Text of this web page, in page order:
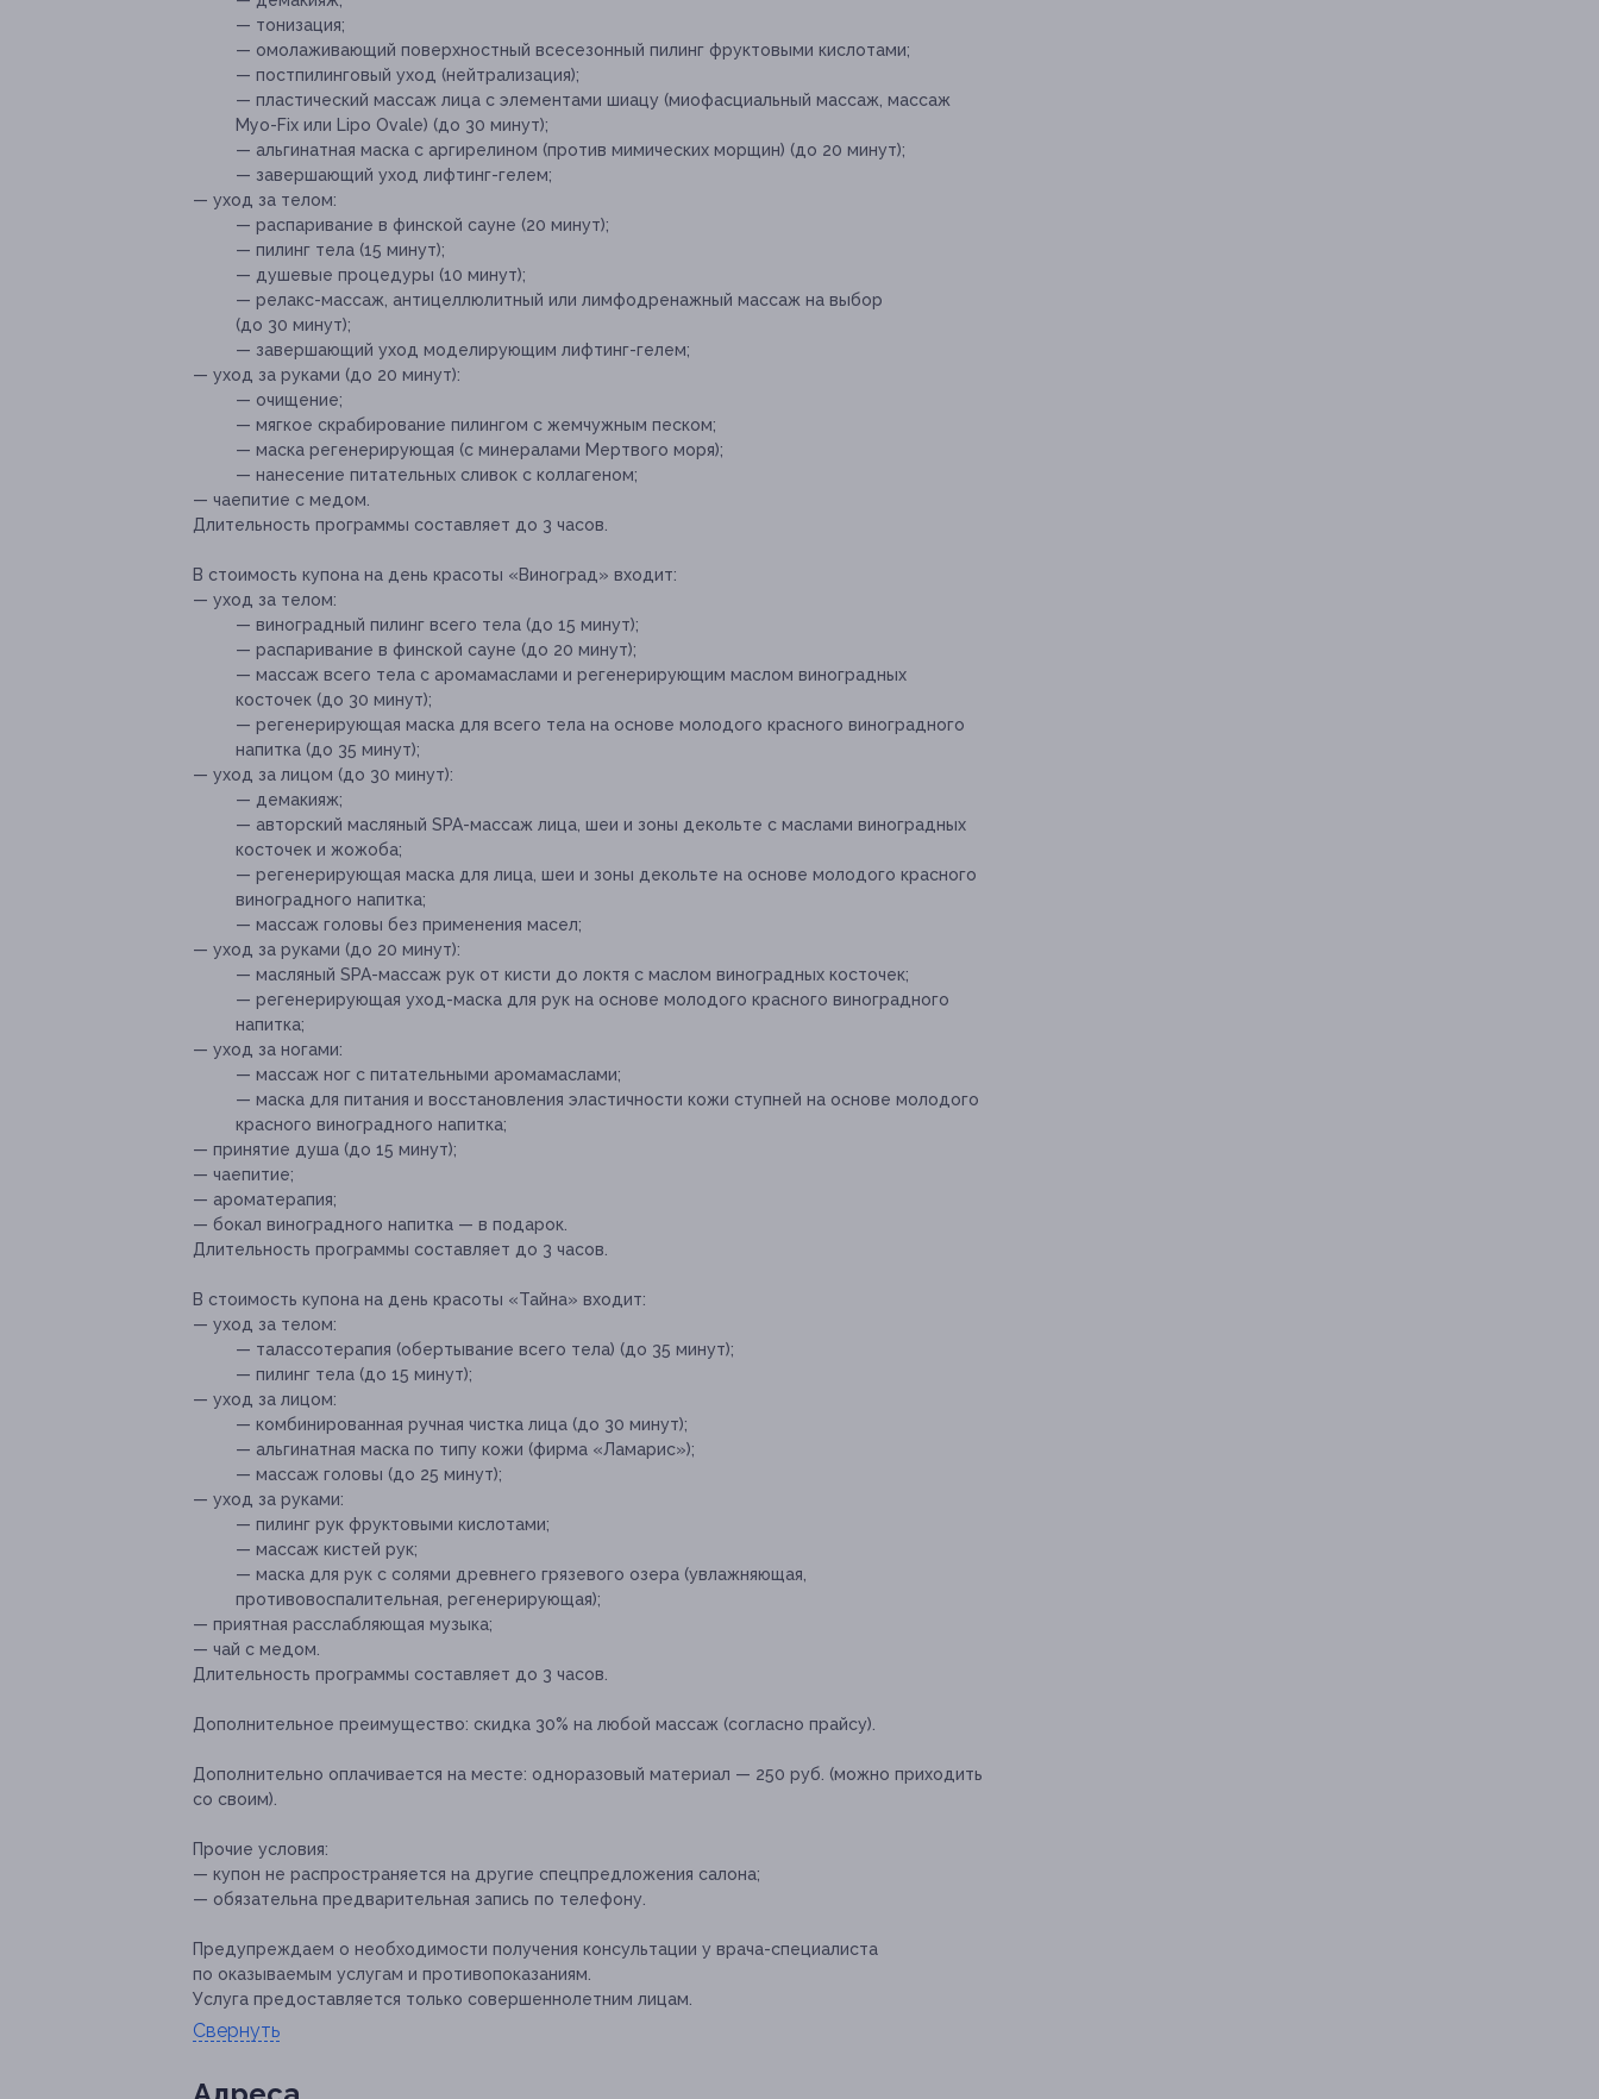
— тонизация;
— омолаживающий поверхностный всесезонный пилинг фруктовыми кислотами;
— постпилинговый уход (нейтрализация);
— пластический массаж лица с элементами шиацу (миофасциальный массаж, массаж
Myo-Fix или Lipo Ovale) (до 30 минут);
— альгинатная маска с аргирелином (против мимических морщин) (до 20 минут);
— завершающий уход лифтинг-гелем;
— уход за телом:
— распаривание в финской сауне (20 минут);
— пилинг тела (15 минут);
— душевые процедуры (10 минут);
— релакс-массаж, антицеллюлитный или лимфодренажный массаж на выбор
(до 30 минут);
— завершающий уход моделирующим лифтинг-гелем;
— уход за руками (до 20 минут):
— очищение;
— мягкое скрабирование пилингом с жемчужным песком;
— маска регенерирующая (с минералами Мертвого моря);
— нанесение питательных сливок с коллагеном;
— чаепитие с медом.
Длительность программы составляет до 3 часов.
В стоимость купона на день красоты «Виноград» входит:
— уход за телом:
— виноградный пилинг всего тела (до 15 минут);
— распаривание в финской сауне (до 20 минут);
— массаж всего тела с аромамаслами и регенерирующим маслом виноградных
косточек (до 30 минут);
— регенерирующая маска для всего тела на основе молодого красного виноградного
напитка (до 35 минут);
— уход за лицом (до 30 минут):
— демакияж;
— авторский масляный SPA-массаж лица, шеи и зоны декольте с маслами виноградных
косточек и жожоба;
— регенерирующая маска для лица, шеи и зоны декольте на основе молодого красного
виноградного напитка;
— массаж головы без применения масел;
— уход за руками (до 20 минут):
— масляный SPA-массаж рук от кисти до локтя с маслом виноградных косточек;
— регенерирующая уход-маска для рук на основе молодого красного виноградного
напитка;
— уход за ногами:
— массаж ног с питательными аромамаслами;
— маска для питания и восстановления эластичности кожи ступней на основе молодого
красного виноградного напитка;
— принятие душа (до 15 минут);
— чаепитие;
— ароматерапия;
— бокал виноградного напитка — в подарок.
Длительность программы составляет до 3 часов.
В стоимость купона на день красоты «Тайна» входит:
— уход за телом:
— талассотерапия (обертывание всего тела) (до 35 минут);
— пилинг тела (до 15 минут);
— уход за лицом:
— комбинированная ручная чистка лица (до 30 минут);
— альгинатная маска по типу кожи (фирма «Ламарис»);
— массаж головы (до 25 минут);
— уход за руками:
— пилинг рук фруктовыми кислотами;
— массаж кистей рук;
— маска для рук с солями древнего грязевого озера (увлажняющая,
противовоспалительная, регенерирующая);
— приятная расслабляющая музыка;
— чай с медом.
Длительность программы составляет до 3 часов.
Дополнительное преимущество: скидка 30% на любой массаж (согласно прайсу).
Дополнительно оплачивается на месте: одноразовый материал — 250 руб. (можно приходить
со своим).
Прочие условия:
— купон не распространяется на другие спецпредложения салона;
— обязательна предварительная запись по телефону.
Предупреждаем о необходимости получения консультации у врача-специалиста
по оказываемым услугам и противопоказаниям.
Услуга предоставляется только совершеннолетним лицам.
Свернуть